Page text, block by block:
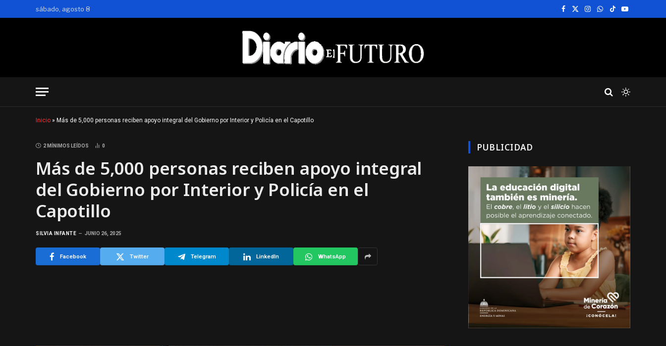
sábado, agosto 8
Facebook
X
Instagram
WhatsApp
TikTokYouTube
Inicio » Más de 5,000 personas reciben apoyo integral del Gobierno por Interior y Policía en el Capotillo
2 MÍNIMOS LEÍDOS 0
Más de 5,000 personas reciben apoyo integral
del Gobierno por Interior y Policía en el
Capotillo
SILVIA INFANTE JUNIO 26, 2025
Facebook Twitter Telegram LinkedIn WhatsApp
PUBLICIDAD